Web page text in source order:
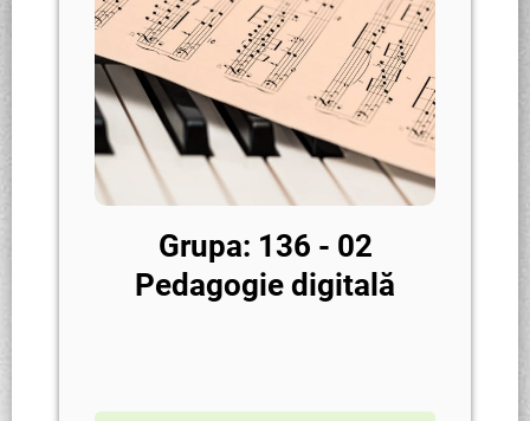
Grupa: 136 - 02
Pedagogie digitală